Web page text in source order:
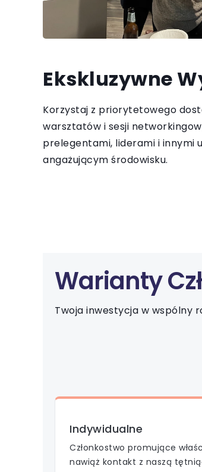
Ekskluzywne
Korzystaj z priorytetowego
warsztatów i sesji
prelegentami, liderami i innymi
angażującym środowisku.
Warianty
Twoja inwestycja w wspólny
Indywidualne
Członkostwo promujące
nawiąż kontakt z naszą